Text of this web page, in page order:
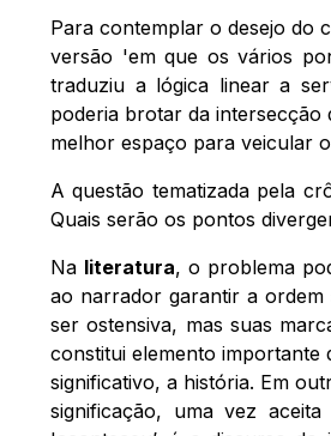
Para contemplar o desejo do
versão 'em que os vários
traduziu a lógica linear a
poderia brotar da intersecção
melhor espaço para veicular
A questão tematizada pela
Quais serão os pontos
Na literatura, o problema
ao narrador garantir a
ser ostensiva, mas suas
constitui elemento
significativo, a história. Em
significação, uma vez